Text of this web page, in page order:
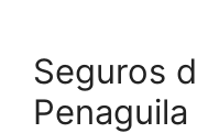
Seguros
Penaguila